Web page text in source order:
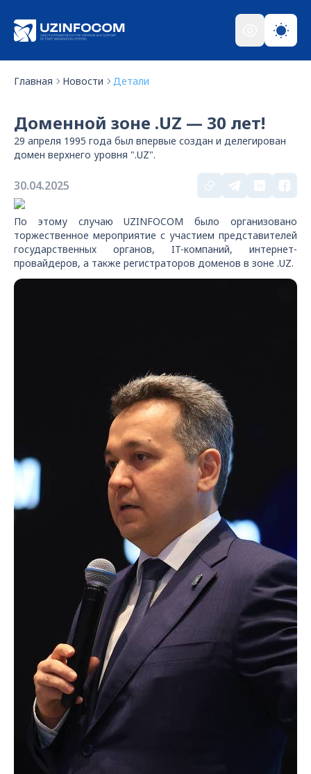
Главная Новости Детали
Доменной зоне .UZ — 30 лет!
29 апреля 1995 года был впервые создан и делегирован
домен верхнего уровня ".UZ".
30.04.2025
По этому случаю UZINFOCOM было организовано
торжественное мероприятие с участием представителей
государственных органов, IT-компаний, интернет-
провайдеров, а также регистраторов доменов в зоне .UZ.